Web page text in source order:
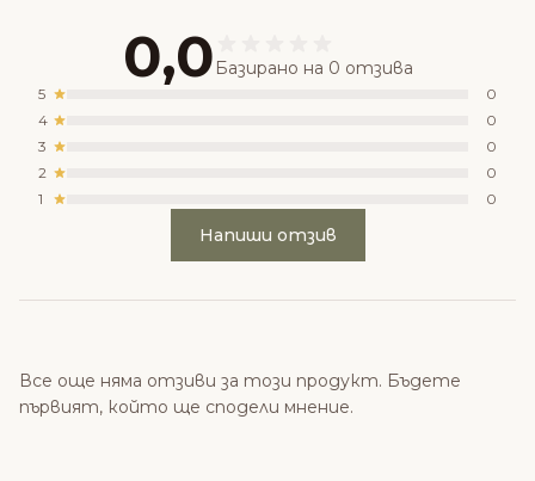
0,0 Базирано на 0 отзива
5
0
4
0
3
0
2
0
1
0
Напиши отзив
Все още няма отзиви за този продукт. Бъдете
първият, който ще сподели мнение.